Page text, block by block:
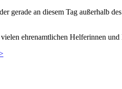
gerade an diesem Tag außerhalb
ehrenamtlichen Helferinnen